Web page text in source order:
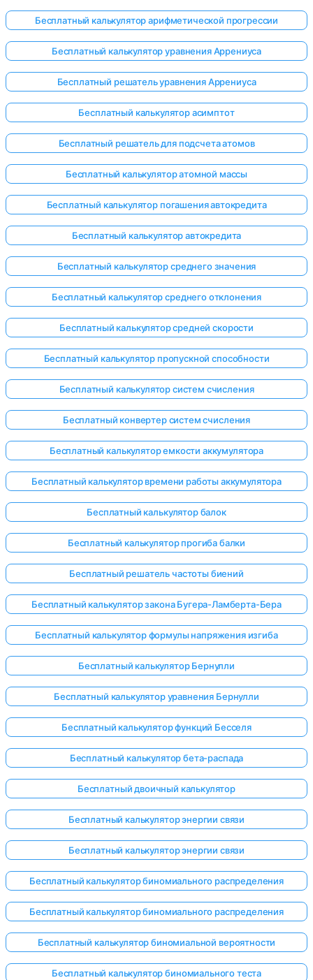
свой
вопрос
Бесплатный калькулятор арифметической прогрессии
Бесплатный калькулятор уравнения Аррениуса
Бесплатный решатель уравнения Аррениуса
Бесплатный калькулятор асимптот
Бесплатный решатель для подсчета атомов
Бесплатный калькулятор атомной массы
Бесплатный калькулятор погашения автокредита
Бесплатный калькулятор автокредита
Бесплатный калькулятор среднего значения
Бесплатный калькулятор среднего отклонения
Бесплатный калькулятор средней скорости
Бесплатный калькулятор пропускной способности
Бесплатный калькулятор систем счисления
Бесплатный конвертер систем счисления
Бесплатный калькулятор емкости аккумулятора
Бесплатный калькулятор времени работы аккумулятора
Бесплатный калькулятор балок
Бесплатный калькулятор прогиба балки
Бесплатный решатель частоты биений
Бесплатный калькулятор закона Бугера-Ламберта-Бера
Бесплатный калькулятор формулы напряжения изгиба
Бесплатный калькулятор Бернулли
Бесплатный калькулятор уравнения Бернулли
Бесплатный калькулятор функций Бесселя
Бесплатный калькулятор бета-распада
Бесплатный двоичный калькулятор
Бесплатный калькулятор энергии связи
Бесплатный калькулятор энергии связи
Бесплатный калькулятор биномиального распределения
Бесплатный калькулятор биномиального распределения
Бесплатный калькулятор биномиальной вероятности
Бесплатный калькулятор биномиального теста